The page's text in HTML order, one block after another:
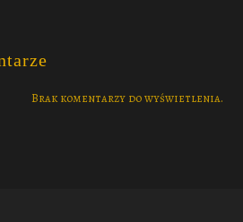
Brak komentarzy do wyświetlenia.